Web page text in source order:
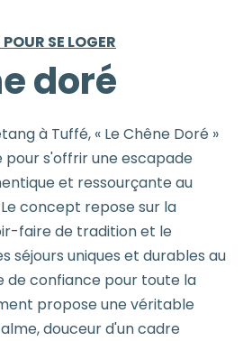
SE LOGER
doré
à Tuffé, « Le Chêne Doré »
pour s'offrir une escapade
et ressourçante au
concept repose sur la
faire de tradition et le
séjours uniques et durables au
de confiance pour toute la
propose une véritable
douceur d'un cadre